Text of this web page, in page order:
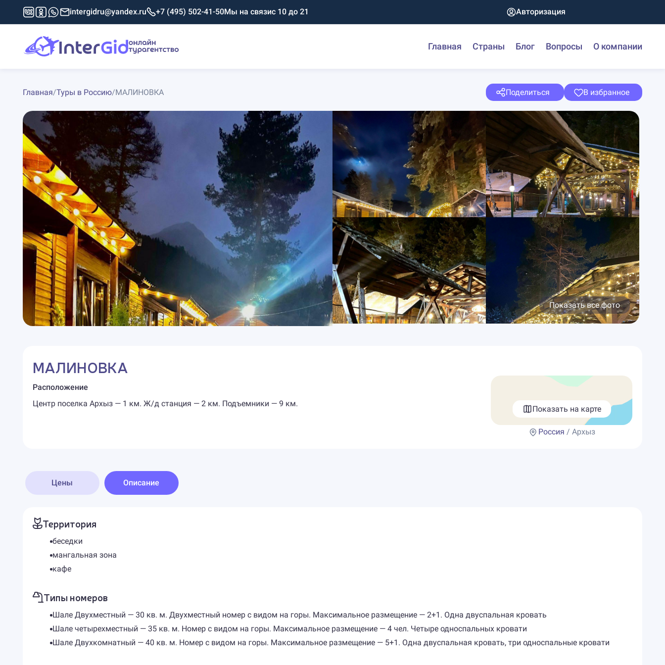
intergidru@yandex.ru +7 (495) 502-41-50Мы на связис 10 до 21 Авторизация
Главная Страны Блог Вопросы О компании
Главная/Туры в Россию/МАЛИНОВКА Поделиться В избранное
Показать все фото
МАЛИНОВКА
Расположение
Центр поселка Архыз — 1 км. Ж/д станция — 2 км. Подъемники — 9 км.
Показать на карте
Россия / Архыз
Цены Описание
Территория
беседки
мангальная зона
кафе
Типы номеров
Шале Двухместный — 30 кв. м. Двухместный номер с видом на горы. Максимальное размещение — 2+1. Одна двуспальная кровать
Шале четырехместный — 35 кв. м. Номер с видом на горы. Максимальное размещение — 4 чел. Четыре односпальных кровати
Шале Двухкомнатный — 40 кв. м. Номер с видом на горы. Максимальное размещение — 5+1. Одна двуспальная кровать, три односпальные кровати